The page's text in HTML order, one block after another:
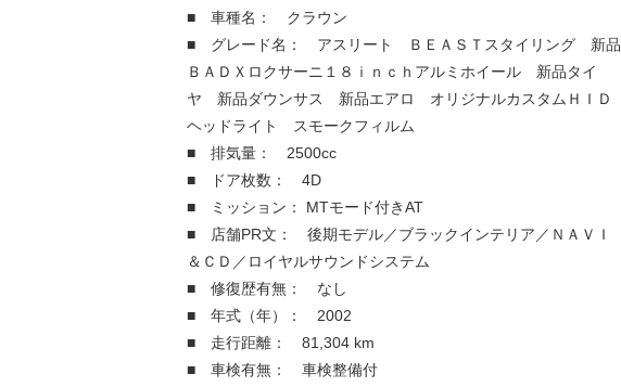
■ 車種名： クラウン
■ グレード名： アスリート ＢＥＡＳＴスタイリング 新品
ＢＡＤＸロクサーニ１８ｉｎｃｈアルミホイール 新品タイ
ヤ 新品ダウンサス 新品エアロ オリジナルカスタムＨＩＤ
ヘッドライト スモークフィルム
■ 排気量： 2500cc
■ ドア枚数： 4D
■ ミッション： MTモード付きAT
■ 店舗PR文： 後期モデル／ブラックインテリア／ＮＡＶＩ
＆ＣＤ／ロイヤルサウンドシステム
■ 修復歴有無： なし
■ 年式（年）： 2002
■ 走行距離： 81,304 km
■ 車検有無： 車検整備付